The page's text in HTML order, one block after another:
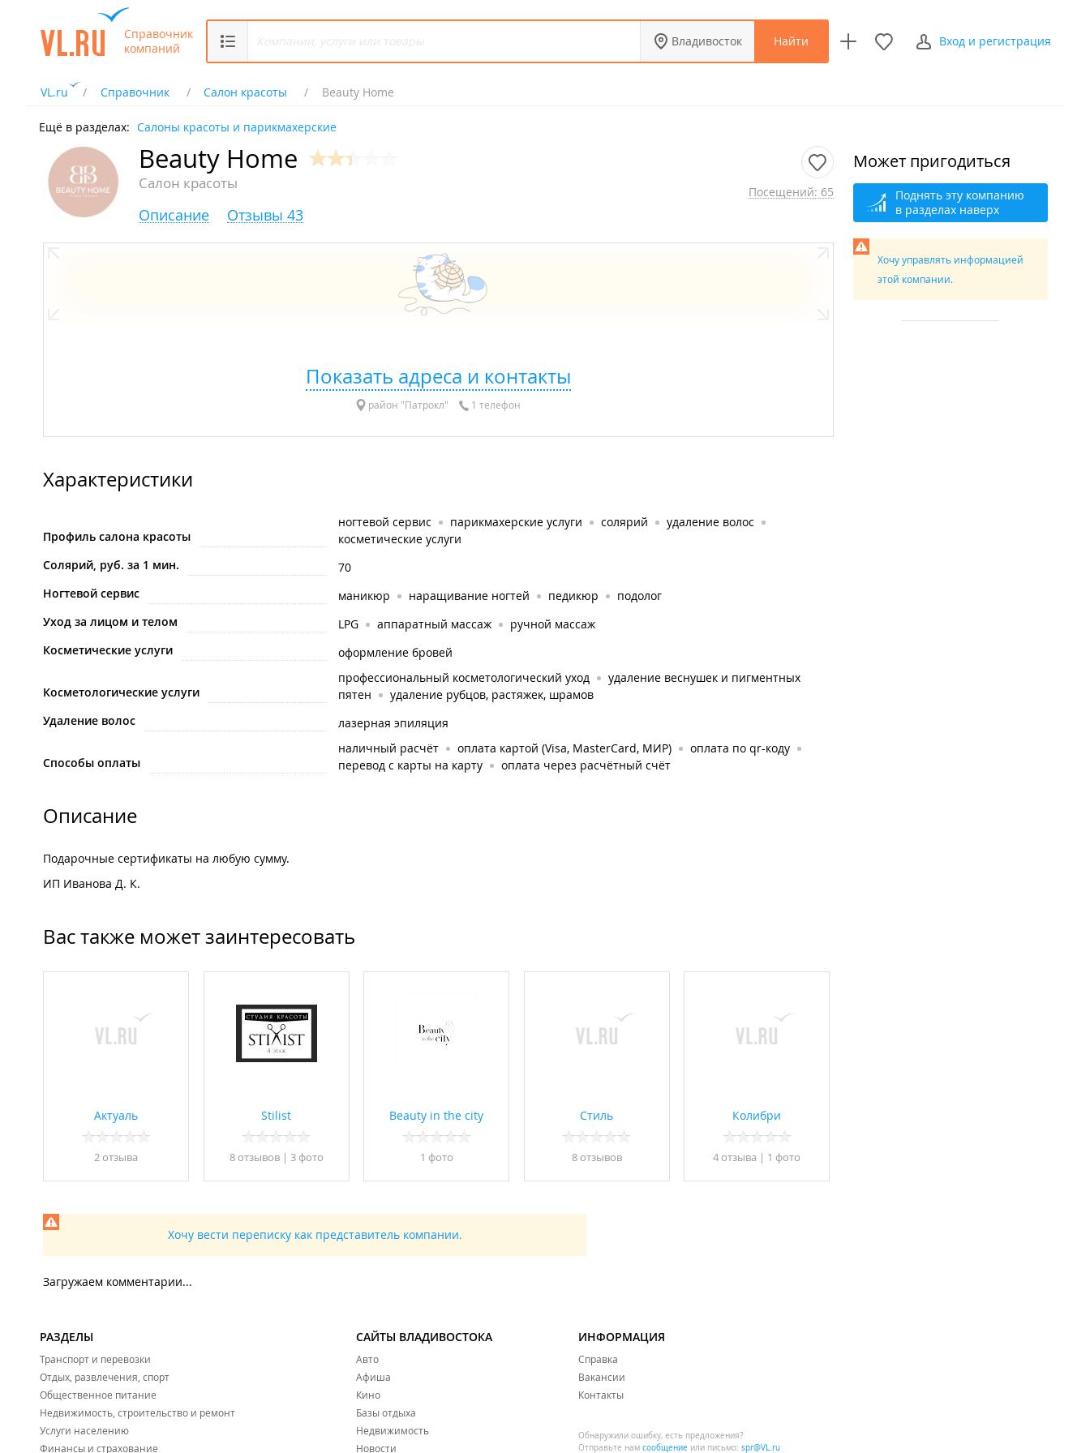
Справочник
компаний
Владивосток Найти Вход и регистрация
VL.ru Справочник Салон красоты Beauty Home
Ещё в разделах: Салоны красоты и парикмахерские
Beauty Home
Салон красоты Посещений: 65
Описание Отзывы 43
Показать адреса и контакты
район "Патрокл" 1 телефон
Характеристики
Профиль салона красоты
ногтевой сервис парикмахерские услуги солярий
удаление волос
косметические услуги
Солярий, руб. за 1 мин.
70
Ногтевой сервис
маникюр наращивание ногтей педикюр
подолог
Уход за лицом и телом
LPG аппаратный массаж
ручной массаж
Косметические услуги
оформление бровей
Косметологические услуги
профессиональный косметологический уход
удаление веснушек и пигментных
пятен
удаление рубцов, растяжек, шрамов
Удаление волос
лазерная эпиляция
Способы оплаты
наличный расчёт оплата картой (Visa, MasterCard, МИР)
оплата по qr-коду
перевод с карты на карту
оплата через расчётный счёт
Описание
Подарочные сертификаты на любую сумму.
ИП Иванова Д. К.
Вас также может заинтересовать
Актуаль
2 отзывa
Stilist
8 отзывов| 3 фото
Beauty in the city
1 фото
Стиль
8 отзывов
Колибри
4 отзывa | 1 фото
Хочу вести переписку как представитель компании.
Загружаем комментарии...
Может пригодиться
Поднять эту компанию
в разделах наверх
Хочу управлять информацией
этой компании.
РАЗДЕЛЫ
Транспорт и перевозки
Отдых, развлечения, спорт
Общественное питание
Недвижимость, строительство и ремонт
Услуги населению
Финансы и страхование
САЙТЫ ВЛАДИВОСТОКА
Авто
Афиша
Кино
Базы отдыха
Недвижимость
Новости
ИНФОРМАЦИЯ
Справка
Вакансии
Контакты
Обнаружили ошибку, есть предложения?
Отправьте нам сообщение или письмо: spr@VL.ru